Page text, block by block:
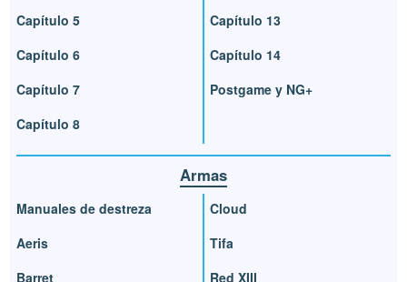
Capítulo 5
Capítulo 6
Capítulo 7
Capítulo 8
Capítulo 13
Capítulo 14
Postgame y NG+
Armas
Manuales de destreza
Aeris
Barret
Cloud
Tifa
Red XIII